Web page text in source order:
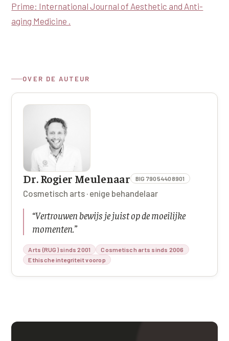
Prime: International Journal of Aesthetic and Anti-
aging Medicine .
OVER DE AUTEUR
Dr. Rogier Meulenaar BIG 79054408901
Cosmetisch arts · enige behandelaar
“Vertrouwen bewijs je juist op de moeilijke
momenten.”
Arts (RUG) sinds 2001
Cosmetisch arts sinds 2006
Ethische integriteit voorop